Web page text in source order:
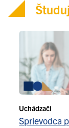
Uchádzači
Sprievodca